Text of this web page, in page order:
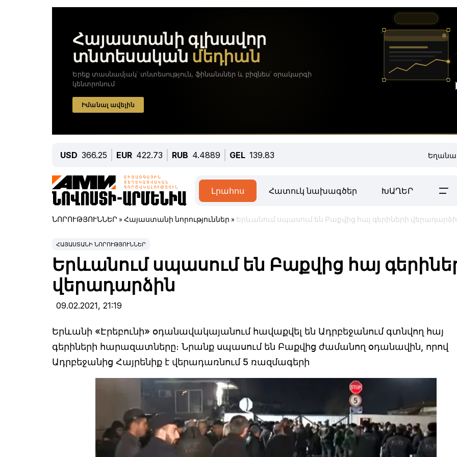
USD 366.25 EUR 422.73 RUB 4.4889 GEL 139.83
Լրահոս Հատուկ նախագծեր ԽԱՂԵՐ
ՆՈՐՈՒԹՅՈՒՆՆԵՐ » Հայաստանի նորություններ » Երևանում սպասում են Բաքվից հայ գերիների
ՀԱՅԱՍՏԱՆԻ ՆՈՐՈՒԹՅՈՒՆՆԵՐ
Երևանում սպասում են Բաքվից հայ
վերադարձին
09.02.2021, 21:19
Երևանի «Էրեբունի» օդանավակայանում հավաքվել են Ադրբեջանում գտնվող հայ
գերիների հարազատները։ Նրանք սպասում են Բաքվից ժամանող օդանավին, որով
Ադրբեջանից Հայրենիք է վերադառնում 5 ռազմագերի